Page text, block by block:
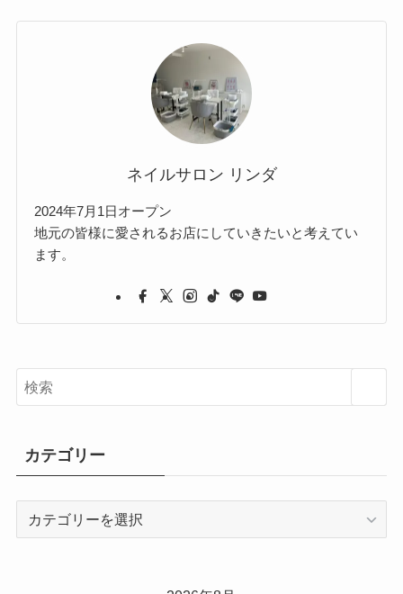
ネイルサロン リンダ
2024年7月1日オープン
地元の皆様に愛されるお店にしていきたいと考えてい
ます。
カテゴリー